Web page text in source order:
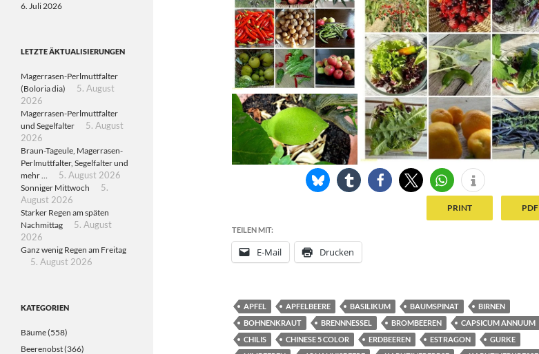
PRINT PDF
TEILEN MIT:
E-Mail Drucken
APFEL APFELBEERE BASILIKUM BAUMSPINAT
BIRNEN
BOHNENKRAUT
BRENNNESSEL BROMBEEREN
CAPSICUM ANNUUM
CHILIS
CHINESE 5 COLOR ERDBEEREN ESTRAGON
GURKE
6. Juli 2026
LETZTE ÄKTUALISIERUNGEN
Magerrasen-Perlmuttfalter
(Boloria dia)
5. August
2026
Magerrasen-Perlmuttfalter
und Segelfalter
5. August
2026
Braun-Tageule, Magerrasen-
Perlmuttfalter, Segelfalter und
mehr …
5. August 2026
Sonniger Mittwoch
5.
August 2026
Starker Regen am späten
Nachmittag
5. August
2026
Ganz wenig Regen am Freitag
5. August 2026
KATEGORIEN
Bäume(558)
Beerenobst(366)